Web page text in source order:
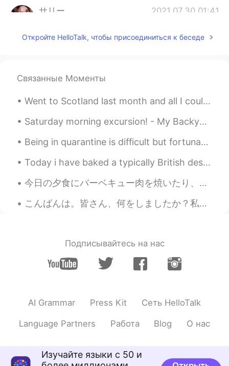
サリー 2021.07.30 01:41
I love dill 😊 I like salads with potatoes,
なるほどー！ こういう話、聞くの好き!👏🏼
JP EN FR DE
@alexじゃあ今度、勇気を出して投稿して
JP EN
2021.07.29 23:11
EN JP
See ya 2021.07.29 23:03
@alexうちのセージくんもなんどか死んで
alex 2021.07.29 23:01
Откройте HelloTalk, чтобы присоединиться к беседе
Связанные Моменты
Went to Scotland last month and all I could think was to binge watch all of the Harry Potter seri...
Saturday morning excursion! - My Backyard, NJ🌤 Who's down for a game of social-distancing flag f...
Being in quarantine is difficult but fortunate to live in Brighton to have these views at my door...
Today i have baked a typically British dessert, Banoffee pie 🇬🇧 Whipped cream, soft caramel and b...
今日の夕食にバーベキュー肉を焼いたり、手作りパンも作った Today for dinner I made barbecued meat and homemade bread. 本当に久しぶり...
こんばんは。皆さん、何をしましたか？私は丸一日仕事でした。再来週の月曜日から一週間を休みを取って、リゾート🏝でゆっくり過ごす事に決めました。そのために、毎日残業をしています。💕✨話は変わりますが...
Подписывайтесь на нас
AI Grammar Press Kit Сеть HelloTalk
Language Partners Работа Blog О нас
Изучайте языки с 50 и